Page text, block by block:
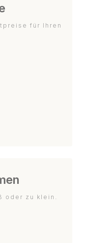
für Ihren
oder zu klein.